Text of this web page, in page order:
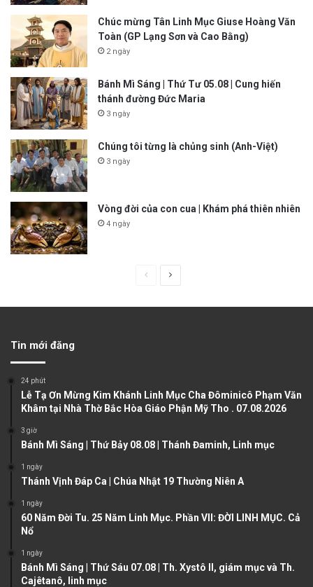
Chúc mừng Tân Linh Mục Giuse Hoàng Văn
Toàn (GP Lạng Sơn và Cao Bằng)
2 ngày
Bánh Mì Sáng | Thứ Tư 05.08 | Cung hiến
thánh đường Đức Maria
3 ngày
Chúng tôi từng là chủng sinh (Anh-Việt)
3 ngày
Vòng đời của con cua | Khám phá thiên nhiên
4 ngày
u
s
a
g
e
Tin mới đăng
24 phút
Lễ Tạ Ơn Mừng Kim Khánh Linh Mục Cha Đôminicô Phạm Văn
Khâm tại Nhà Thờ Bắc Hòa Giáo Phận Mỹ Tho . 07.08.2026
3 giờ
Bánh Mì Sáng | Thứ Bảy 08.08 | Thánh Đaminh, Linh mục
1 ngày
Thánh Vịnh Đáp Ca | Chúa Nhật 19 Thường Niên A
1 ngày
60 Năm Đời Tu. 25 Năm Linh Mục. Phần VII: ĐỜI LINH MỤC. Cả
Nổ
1 ngày
Bánh Mì Sáng | Thứ Sáu 07.08 | Th. Xystô II, giám mục và Th.
Cajêtanô, linh mục